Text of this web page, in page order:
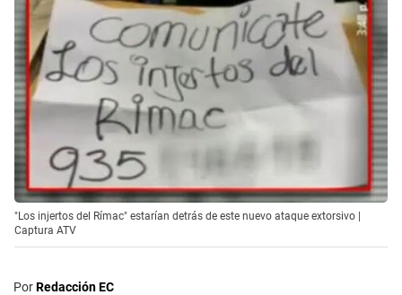
"Los injertos del Rímac" estarían detrás de este nuevo ataque extorsivo |
Captura ATV
PorRedacción EC